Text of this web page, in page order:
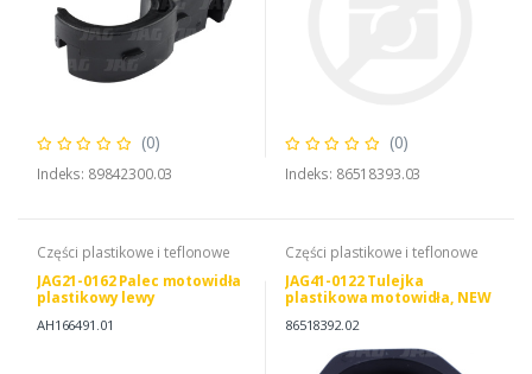
(0)
Indeks: 89842300.03
(0)
Indeks: 86518393.03
Części plastikowe i teflonowe
JAG21-0162 Palec motowidła
plastikowy lewy
AH166491.01
Części plastikowe i teflonowe
JAG41-0122 Tulejka
plastikowa motowidła, NEW
86518392.02